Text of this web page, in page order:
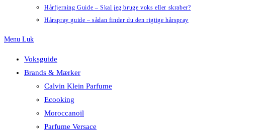
Hårfjerning Guide – Skal jeg bruge voks eller skraber?
Hårspray guide – sådan finder du den rigtige hårspray
Menu Luk
Voksguide
Brands & Mærker
Calvin Klein Parfume
Ecooking
Moroccanoil
Parfume Versace